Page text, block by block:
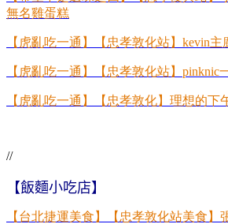
無名雞蛋糕
【虎亂吃一通】【忠孝敦化站】 kevin主
【虎亂吃一通】【忠孝敦化站】 pinknic
【虎亂吃一通】【忠孝敦化】理想的下
//
【飯麵小吃店】
【台北捷運美食】
【忠孝敦化站美食